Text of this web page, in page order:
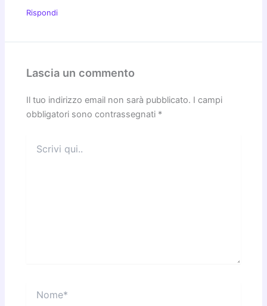
Rispondi
Lascia un commento
Il tuo indirizzo email non sarà pubblicato. I campi
obbligatori sono contrassegnati *
qui..